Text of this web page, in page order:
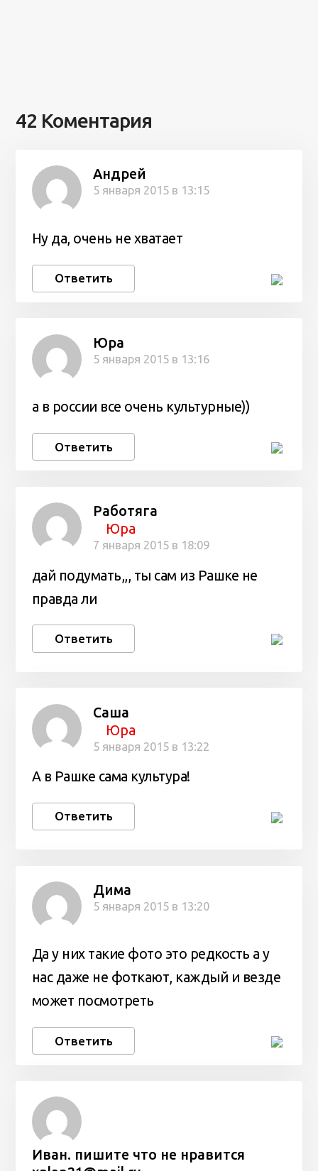
42 Коментария
Андрей
5 января 2015 в 13:15
Ну да, очень не хватает
Ответить
Юра
5 января 2015 в 13:16
а в россии все очень культурные))
Ответить
Работяга
Юра
7 января 2015 в 18:09
дай подумать,,, ты сам из Рашке не
правда ли
Ответить
Саша
Юра
5 января 2015 в 13:22
А в Рашке сама культура!
Ответить
Дима
5 января 2015 в 13:20
Да у них такие фото это редкость а у
нас даже не фоткают, каждый и везде
может посмотреть
Ответить
Иван. пишите что не нравится